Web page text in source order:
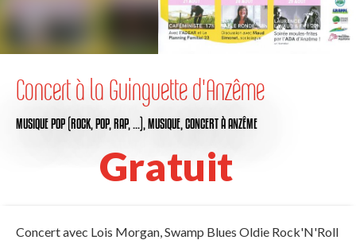
Concert à la Guinguette d'Anzême
MUSIQUE POP (ROCK, POP, RAP, …),MUSIQUE,CONCERTÀ ANZÊME
Gratuit
Concert avec Lois Morgan, Swamp Blues Oldie Rock'N'Roll